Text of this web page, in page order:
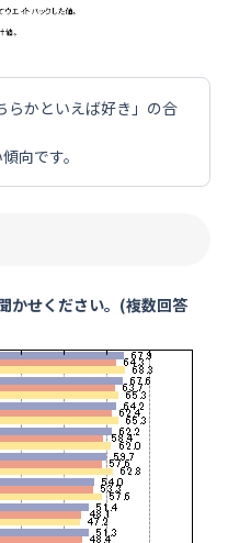
らかといえば好き」の合
向です。
かせください。(複数回答